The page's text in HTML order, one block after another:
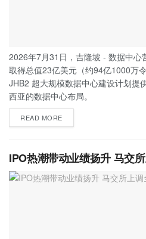
2026年7月31日，吉隆坡 - 数据中心
取得总值23亿美元（约94亿1000万
JHB2 超大规模数据中心建设计划提
西亚的数据中心布局。
READ MORE
IPO热潮带动业绩扬升 马交